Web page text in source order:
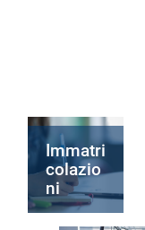
Immatri
colazio
ni